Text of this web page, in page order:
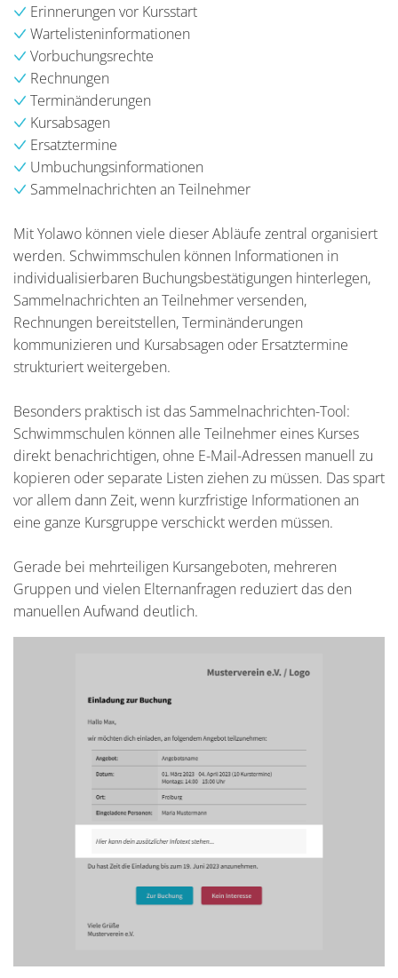
Erinnerungen vor Kursstart
Wartelisteninformationen
Vorbuchungsrechte
Rechnungen
Terminänderungen
Kursabsagen
Ersatztermine
Umbuchungsinformationen
Sammelnachrichten an Teilnehmer
Mit Yolawo können viele dieser Abläufe zentral organisiert
werden. Schwimmschulen können Informationen in
individualisierbaren Buchungsbestätigungen hinterlegen,
Sammelnachrichten an Teilnehmer versenden,
Rechnungen bereitstellen, Terminänderungen
kommunizieren und Kursabsagen oder Ersatztermine
strukturiert weitergeben.
Besonders praktisch ist das Sammelnachrichten-Tool:
Schwimmschulen können alle Teilnehmer eines Kurses
direkt benachrichtigen, ohne E-Mail-Adressen manuell zu
kopieren oder separate Listen ziehen zu müssen. Das spart
vor allem dann Zeit, wenn kurzfristige Informationen an
eine ganze Kursgruppe verschickt werden müssen.
Gerade bei mehrteiligen Kursangeboten, mehreren
Gruppen und vielen Elternanfragen reduziert das den
manuellen Aufwand deutlich.